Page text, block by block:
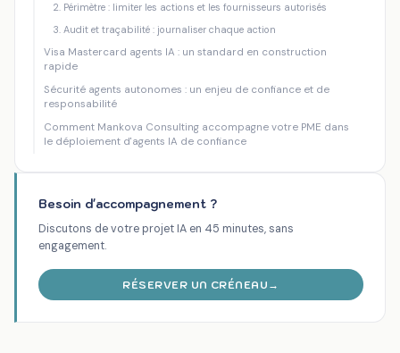
2. Périmètre : limiter les actions et les fournisseurs autorisés
3. Audit et traçabilité : journaliser chaque action
Visa Mastercard agents IA : un standard en construction
rapide
Sécurité agents autonomes : un enjeu de confiance et de
responsabilité
Comment Mankova Consulting accompagne votre PME dans
le déploiement d'agents IA de confiance
Besoin d'accompagnement ?
Discutons de votre projet IA en 45 minutes, sans
engagement.
RÉSERVER UN CRÉNEAU →